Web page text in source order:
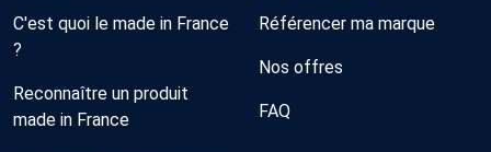
C'est quoi le made in France
?
Reconnaître un produit
made in France
Référencer ma marque
Nos offres
FAQ